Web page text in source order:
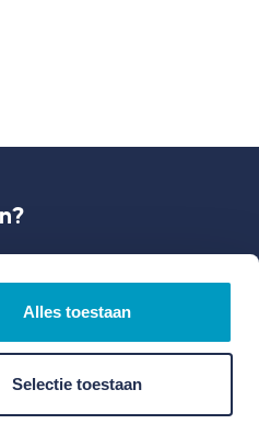
Alles toestaan
Selectie toestaan
bouwen.